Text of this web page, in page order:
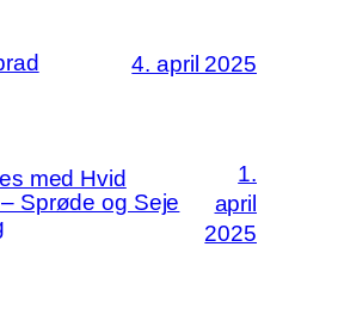
4. april 2025
med Hvid
Sprøde og Seje
1.
april
2025